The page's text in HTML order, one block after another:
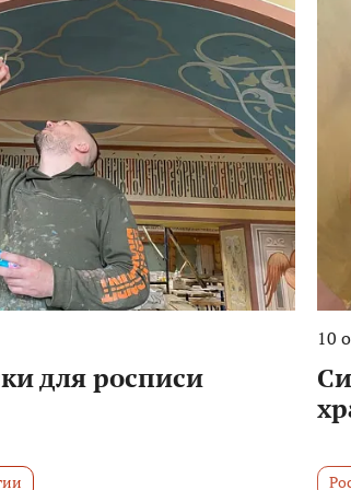
для росписи
10